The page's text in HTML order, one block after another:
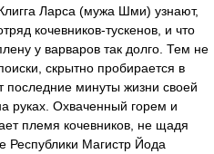
Ларса (мужа Шми) узнают,
кочевников-тускенов, и что
у варваров так долго. Тем не
скрытно пробирается в
последние минуты жизни своей
руках. Охваченный горем и
племя кочевников, не щадя
Республики Магистр Йода